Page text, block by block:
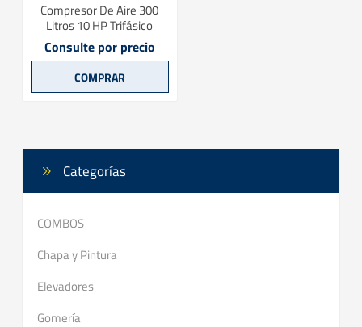
Compresor De Aire 300
Litros 10 HP Trifásico
Consulte por precio
Categorías
COMBOS
Chapa y Pintura
Elevadores
Gomería